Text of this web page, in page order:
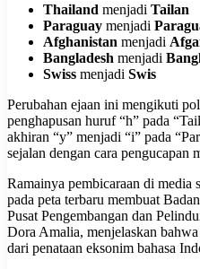
Thailand menjadi Tailan
Paraguay menjadi
Afghanistan menjadi
Bangladesh menjadi
Swiss menjadi Swis
Perubahan ejaan ini mengikuti
penghapusan huruf “h” pada
akhiran “y” menjadi “i” pada
sejalan dengan cara pengucapan
Ramainya pembicaraan di media
pada peta terbaru membuat
Pusat Pengembangan dan
Dora Amalia, menjelaskan
dari penataan eksonim bahasa